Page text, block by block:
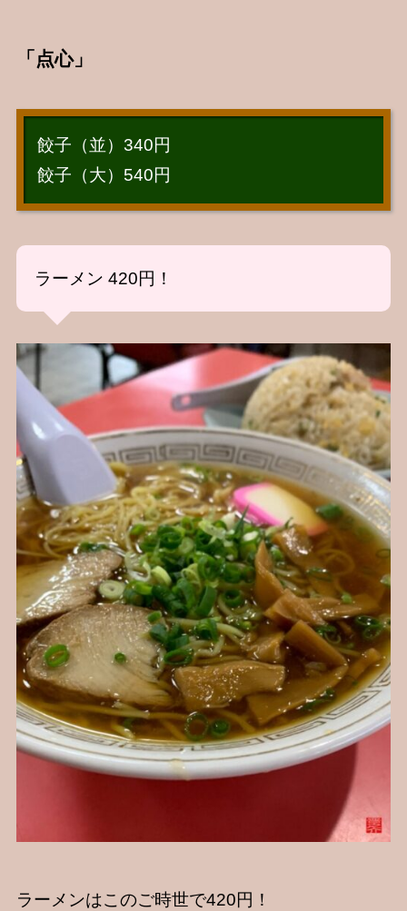
「点心」
餃子（並）340円
餃子（大）540円
ラーメン 420円！
ラーメンはこのご時世で420円！